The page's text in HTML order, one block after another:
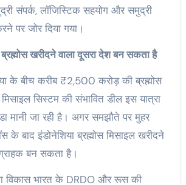
संपर्क, लॉजिस्टिक सहयोग और समुद्री
पर जोर दिया गया।
खरीदने वाला दूसरा देश बन सकता है
के बीच करीब ₹2,500 करोड़ की ब्रह्मोस
सिस्टम की संभावित डील इस यात्रा
मानी जा रही है। अगर समझौते पर मुहर
के बाद इंडोनेशिया ब्रह्मोस मिसाइल खरीदने
ग्राहक बन सकता है।
विकास भारत के DRDO और रूस की